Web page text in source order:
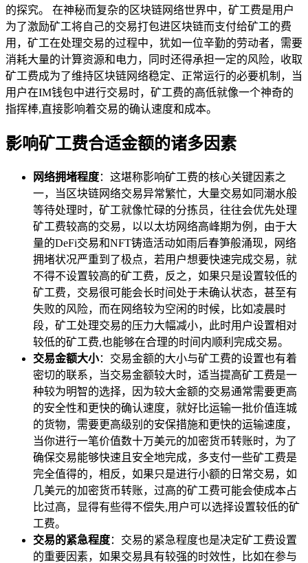
的探究。 在神秘而复杂的区块链网络世界中，矿工费是用户
为了激励矿工将自己的交易打包进区块链而支付给矿工的费
用，矿工在处理交易的过程中，犹如一位辛勤的劳动者，需要
消耗大量的计算资源和电力，同时还得承担一定的风险，收取
矿工费成为了维持区块链网络稳定、正常运行的必要机制，当
用户在IM钱包中进行交易时，矿工费的高低就像一个神奇的
指挥棒,直接影响着交易的确认速度和成本。
影响矿工费合适金额的诸多因素
网络拥堵程度：这堪称影响矿工费的核心关键因素之
一，当区块链网络交易异常繁忙，大量交易如同潮水般
等待处理时，矿工就像忙碌的分拣员，往往会优先处理
矿工费较高的交易，以以太坊网络高峰期为例，由于大
量的DeFi交易和NFT铸造活动如雨后春笋般涌现，网络
拥堵状况严重到了极点，若用户想要快速完成交易，就
不得不设置较高的矿工费，反之，如果只是设置较低的
矿工费，交易很可能会长时间处于未确认状态，甚至有
失败的风险，而在网络较为空闲的时候，比如凌晨时
段，矿工处理交易的压力大幅减小，此时用户设置相对
较低的矿工费,也能够在合理的时间内顺利完成交易。
交易金额大小：交易金额的大小与矿工费的设置也有着
密切的联系，当交易金额较大时，适当提高矿工费是一
种较为明智的选择，因为较大金额的交易通常需要更高
的安全性和更快的确认速度，就好比运输一批价值连城
的货物，需要更高级别的安保措施和更快的运输速度，
当你进行一笔价值数十万美元的加密货币转账时，为了
确保交易能够快速且安全地完成，多支付一些矿工费是
完全值得的，相反，如果只是进行小额的日常交易，如
几美元的加密货币转账，过高的矿工费可能会使成本占
比过高，显得有些得不偿失,用户可以选择设置较低的矿
工费。
交易的紧急程度：交易的紧急程度也是决定矿工费设置
的重要因素，如果交易具有较强的时效性，比如在参与